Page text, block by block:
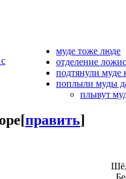
муде тоже люде
отделение
подтянули муде
поплыли муды
плывут
[править]